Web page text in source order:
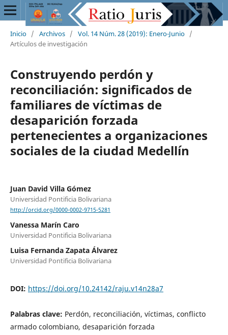
Inicio / Archivos / Vol. 14 Núm. 28 (2019): Enero-Junio /
Artículos de investigación
Construyendo perdón y
reconciliación: significados de
familiares de víctimas de
desaparición forzada
pertenecientes a organizaciones
sociales de la ciudad Medellín
Juan David Villa Gómez
Universidad Pontificia Bolivariana
http://orcid.org/0000-0002-9715-5281
Vanessa Marín Caro
Universidad Pontificia Bolivariana
Luisa Fernanda Zapata Álvarez
Universidad Pontificia Bolivariana
DOI: https://doi.org/10.24142/raju.v14n28a7
Palabras clave: Perdón, reconciliación, víctimas, conflicto
armado colombiano, desaparición forzada